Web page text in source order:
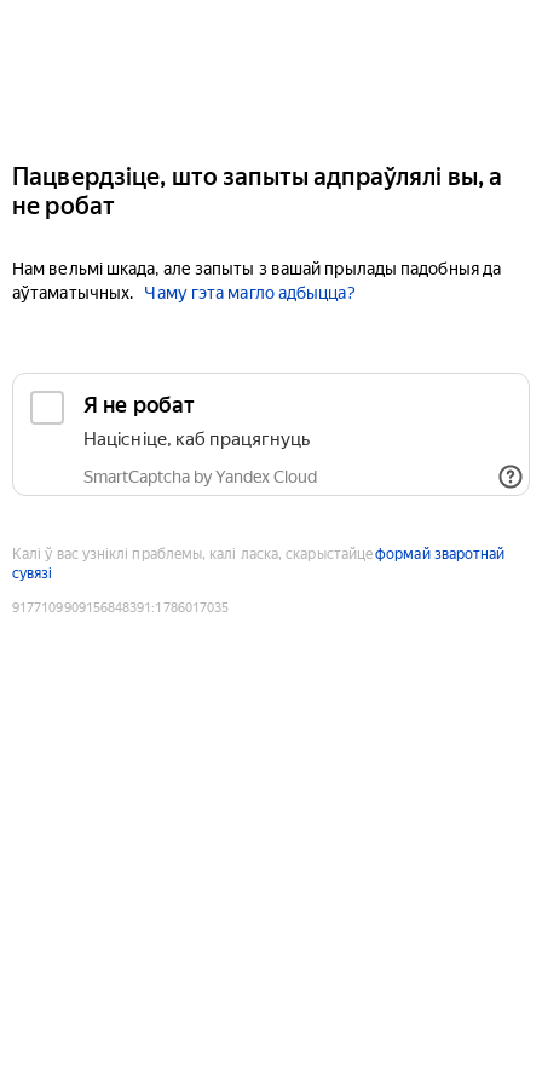
Пацвердзіце, што запыты адпраўлялі вы, а
не робат
Нам вельмі шкада, але запыты з вашай прылады падобныя да
аўтаматычных.
Чаму гэта магло адбыцца?
Я не робат
Націсніце, каб працягнуць
SmartCaptcha by Yandex Cloud
Калі ў вас узніклі праблемы, калі ласка, скарыстайцеформай зваротнай
сувязі
9177109909156848391 :1786017035